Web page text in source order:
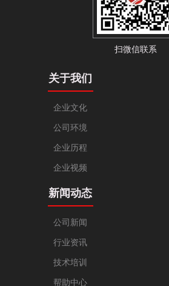
扫微信联系
关于我们
企业文化
公司环境
企业历程
企业视频
新闻动态
公司新闻
行业资讯
技术培训
帮助中心